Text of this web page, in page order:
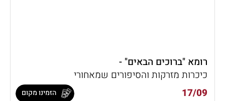
17/09
רומא "ברוכים הבאים" -
כיכרות מזרקות והסיפורים שמאחורי
הזמינו מקום